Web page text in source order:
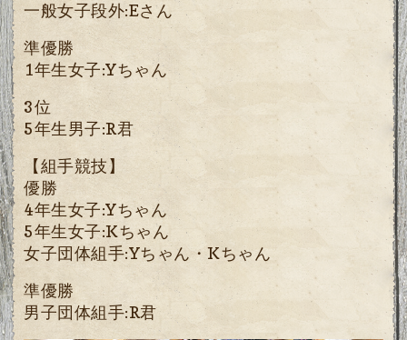
一般女子段外:Eさん
準優勝
1年生女子:Yちゃん
3位
5年生男子:R君
【組手競技】
優勝
4年生女子:Yちゃん
5年生女子:Kちゃん
女子団体組手:Yちゃん・Kちゃん
準優勝
男子団体組手:R君